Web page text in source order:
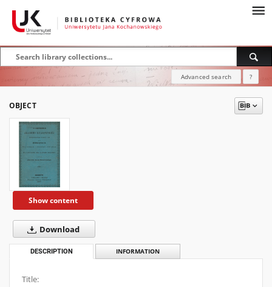
Advanced search ?
OBJECT
Show content
Download
DESCRIPTION INFORMATION
Title: